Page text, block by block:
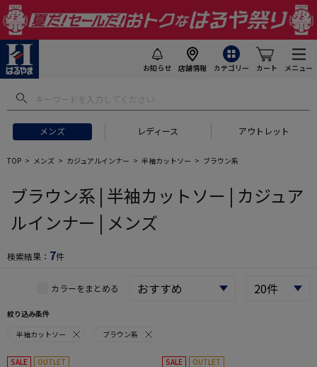
お知らせ 店舗情報 カテゴリー カート メニュー
メンズ レディース アウトレット
フトにおすすめ #セットアップ スーツ
TOP メンズ カジュアルインナー 半袖カットソー ブラウン系
ブラウン系 | 半袖カットソー | カジュア
ルインナー | メンズ
検索結果： 7件
カラーをまとめる
絞り込み条件
半袖カットソー
ブラウン系
SALE OUTLET SALE OUTLET